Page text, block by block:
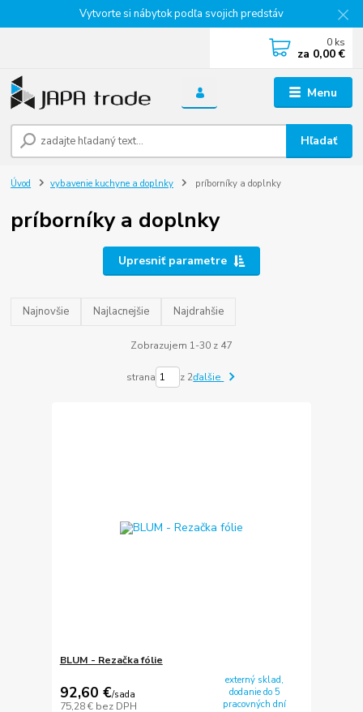
Vytvorte si nábytok podľa svojich predstáv
Menu
Hľadať
0 ks
za 0,00 €
Úvod vybavenie kuchyne a doplnky príborníky a doplnky
príborníky a doplnky
Upresniť parametre
Najnovšie Najlacnejšie Najdrahšie
Zobrazujem 1-30 z 47
strana z 2ďalšie
BLUM - Rezačka fólie
92,60 €/sada
75,28 € bez DPH
externý sklad,
dodanie do 5
pracovných dní